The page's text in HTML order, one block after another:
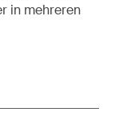
in mehreren